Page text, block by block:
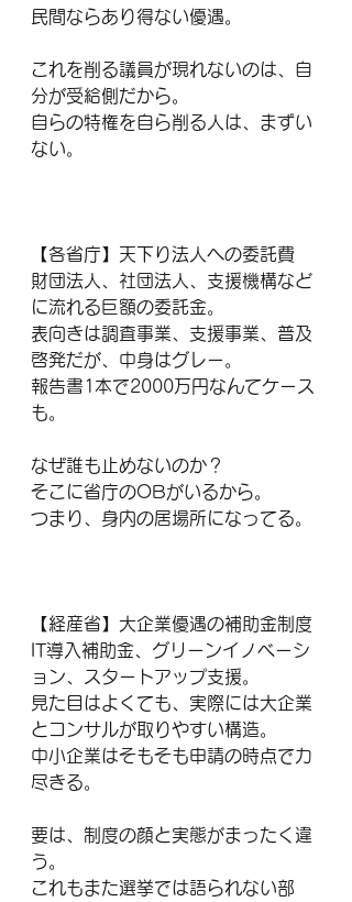
民間ならあり得ない優遇。
これを削る議員が現れないのは、自
分が受給側だから。
自らの特権を自ら削る人は、まずい
ない。
【各省庁】天下り法人への委託費
財団法人、社団法人、支援機構など
に流れる巨額の委託金。
表向きは調査事業、支援事業、普及
啓発だが、中身はグレー。
報告書1本で2000万円なんてケース
も。
なぜ誰も止めないのか？
そこに省庁のOBがいるから。
つまり、身内の居場所になってる。
【経産省】大企業優遇の補助金制度
IT導入補助金、グリーンイノベーシ
ョン、スタートアップ支援。
見た目はよくても、実際には大企業
とコンサルが取りやすい構造。
中小企業はそもそも申請の時点で力
尽きる。
要は、制度の顔と実態がまったく違
う。
これもまた選挙では語られない部